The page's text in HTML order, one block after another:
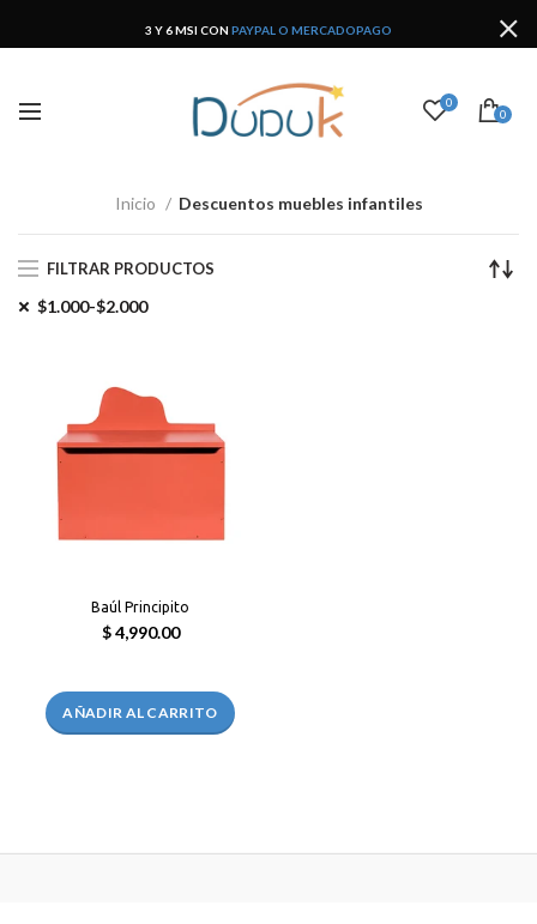
3 Y 6 MSI CON PAYPAL O MERCADOPAGO
0
0
Inicio Descuentos muebles infantiles
FILTRAR PRODUCTOS
$1.000-$2.000
Baúl Principito
$ 4,990.00
AÑADIR AL CARRITO